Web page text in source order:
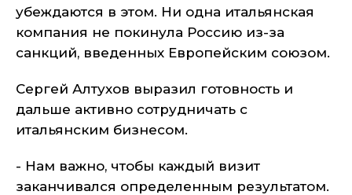
убеждаются в этом. Ни одна итальянская
компания не покинула Россию из-за
санкций, введенных Европейским союзом.
Сергей Алтухов выразил готовность и
дальше активно сотрудничать с
итальянским бизнесом.
- Нам важно, чтобы каждый визит
заканчивался определенным результатом.